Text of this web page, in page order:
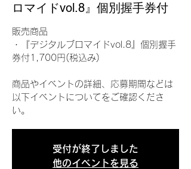
ロマイドvol.8』個別握手券付
販売商品
・『デジタルブロマイドvol.8』個別握手
券付1,700円(税込み)
商品やイベントの詳細、応募期間などは
以下イベントについてをご確認くださ
い。
受付が終了しました
他のイベントを見る